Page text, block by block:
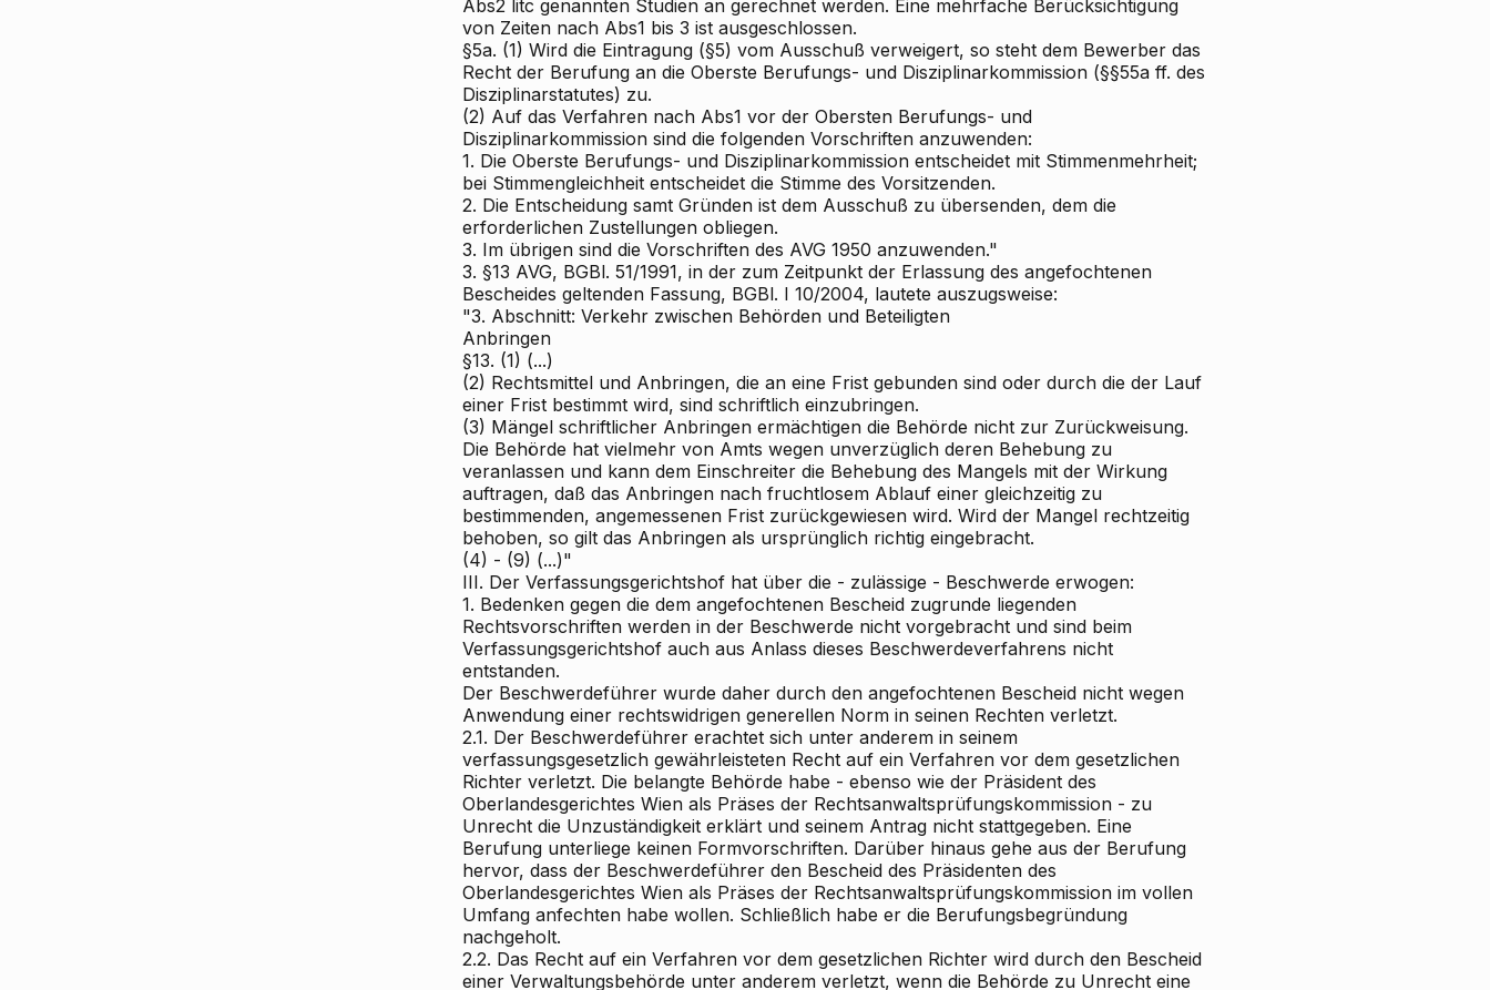
Abs2 litc genannten Studien an gerechnet werden. Eine mehrfache Berücksichtigung
von Zeiten nach Abs1 bis 3 ist ausgeschlossen.
§5a. (1) Wird die Eintragung (§5) vom Ausschuß verweigert, so steht dem Bewerber das
Recht der Berufung an die Oberste Berufungs- und Disziplinarkommission (§§55a ff. des
Disziplinarstatutes) zu.
(2) Auf das Verfahren nach Abs1 vor der Obersten Berufungs- und
Disziplinarkommission sind die folgenden Vorschriften anzuwenden:
1. Die Oberste Berufungs- und Disziplinarkommission entscheidet mit Stimmenmehrheit;
bei Stimmengleichheit entscheidet die Stimme des Vorsitzenden.
2. Die Entscheidung samt Gründen ist dem Ausschuß zu übersenden, dem die
erforderlichen Zustellungen obliegen.
3. Im übrigen sind die Vorschriften des AVG 1950 anzuwenden."
3. §13 AVG, BGBl. 51/1991, in der zum Zeitpunkt der Erlassung des angefochtenen
Bescheides geltenden Fassung, BGBl. I 10/2004, lautete auszugsweise:
"3. Abschnitt: Verkehr zwischen Behörden und Beteiligten
Anbringen
§13. (1) (...)
(2) Rechtsmittel und Anbringen, die an eine Frist gebunden sind oder durch die der Lauf
einer Frist bestimmt wird, sind schriftlich einzubringen.
(3) Mängel schriftlicher Anbringen ermächtigen die Behörde nicht zur Zurückweisung.
Die Behörde hat vielmehr von Amts wegen unverzüglich deren Behebung zu
veranlassen und kann dem Einschreiter die Behebung des Mangels mit der Wirkung
auftragen, daß das Anbringen nach fruchtlosem Ablauf einer gleichzeitig zu
bestimmenden, angemessenen Frist zurückgewiesen wird. Wird der Mangel rechtzeitig
behoben, so gilt das Anbringen als ursprünglich richtig eingebracht.
(4) - (9) (...)"
III. Der Verfassungsgerichtshof hat über die - zulässige - Beschwerde erwogen:
1. Bedenken gegen die dem angefochtenen Bescheid zugrunde liegenden
Rechtsvorschriften werden in der Beschwerde nicht vorgebracht und sind beim
Verfassungsgerichtshof auch aus Anlass dieses Beschwerdeverfahrens nicht
entstanden.
Der Beschwerdeführer wurde daher durch den angefochtenen Bescheid nicht wegen
Anwendung einer rechtswidrigen generellen Norm in seinen Rechten verletzt.
2.1. Der Beschwerdeführer erachtet sich unter anderem in seinem
verfassungsgesetzlich gewährleisteten Recht auf ein Verfahren vor dem gesetzlichen
Richter verletzt. Die belangte Behörde habe - ebenso wie der Präsident des
Oberlandesgerichtes Wien als Präses der Rechtsanwaltsprüfungskommission - zu
Unrecht die Unzuständigkeit erklärt und seinem Antrag nicht stattgegeben. Eine
Berufung unterliege keinen Formvorschriften. Darüber hinaus gehe aus der Berufung
hervor, dass der Beschwerdeführer den Bescheid des Präsidenten des
Oberlandesgerichtes Wien als Präses der Rechtsanwaltsprüfungskommission im vollen
Umfang anfechten habe wollen. Schließlich habe er die Berufungsbegründung
nachgeholt.
2.2. Das Recht auf ein Verfahren vor dem gesetzlichen Richter wird durch den Bescheid
einer Verwaltungsbehörde unter anderem verletzt, wenn die Behörde zu Unrecht eine